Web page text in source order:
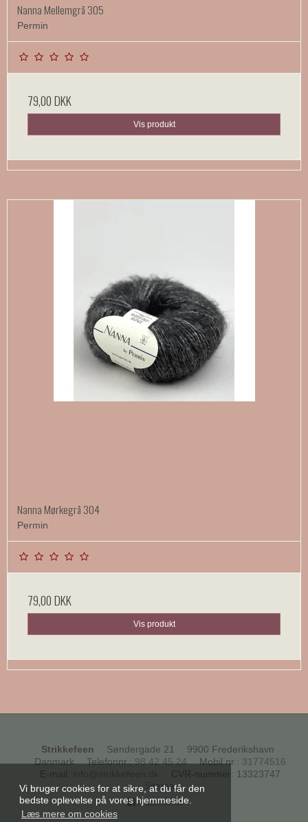
Vi bruger cookies for at sikre, at du får den
bedste oplevelse på vores hjemmeside.
Læs mere om cookies
Nanna Mellemgrå 305
Permin
79,00 DKK
Vis produkt
Nanna Mørkegrå 304
Permin
79,00 DKK
Vis produkt
Strikkefeen Søndergade 21
9900 Frederikshavn
Danmark
Telefonnr.: 98 42 45 24 Mobil nr. : 31774516
E-mail
CVR-nummer: 13323747
Sitemap
Facebook